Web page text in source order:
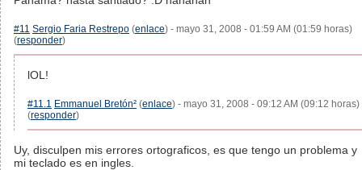
#11 Sergio Faria Restrepo (enlace) - mayo 31, 2008 - 01:59 AM (01:59 horas)
(responder)
lOL!
#11.1 Emmanuel Bretón² (enlace) - mayo 31, 2008 - 09:12 AM (09:12 horas)
(responder)
Uy, disculpen mis errores ortograficos, es que tengo un problema y
mi teclado es en ingles.